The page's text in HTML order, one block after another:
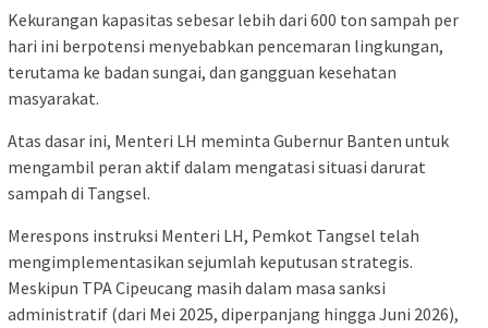
Kekurangan kapasitas sebesar lebih dari 600 ton sampah per
hari ini berpotensi menyebabkan pencemaran lingkungan,
terutama ke badan sungai, dan gangguan kesehatan
masyarakat.
Atas dasar ini, Menteri LH meminta Gubernur Banten untuk
mengambil peran aktif dalam mengatasi situasi darurat
sampah di Tangsel.
Merespons instruksi Menteri LH, Pemkot Tangsel telah
mengimplementasikan sejumlah keputusan strategis.
Meskipun TPA Cipeucang masih dalam masa sanksi
administratif (dari Mei 2025, diperpanjang hingga Juni 2026),